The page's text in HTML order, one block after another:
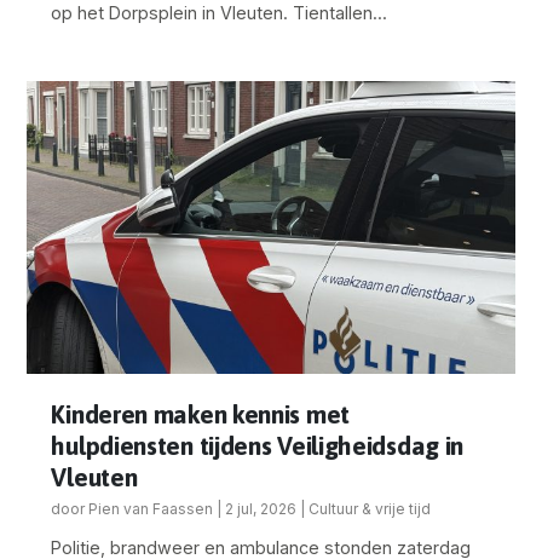
op het Dorpsplein in Vleuten. Tientallen...
Kinderen maken kennis met
hulpdiensten tijdens Veiligheidsdag in
Vleuten
door Pien van Faassen 2 jul, 2026 Cultuur & vrije tijd
Politie, brandweer en ambulance stonden zaterdag